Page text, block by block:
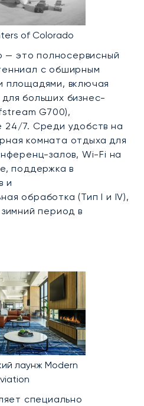
of Colorado
это полносервисный
с обширным
площадями, включая
больших бизнес-
G700),
7. Среди удобств на
комната отдыха для
залов, Wi-Fi на
поддержка в
и
обработка (Тип I и IV),
период в
лаунж Modern
специально